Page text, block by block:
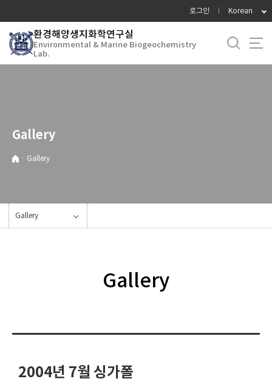
로
메
로그인 Korean
환경해양생지화학연구실
Environmental & Marine Biogeochemistry
Lab.
Gallery
· Gallery
Gallery
Gallery
2004년 7월 싱가폴